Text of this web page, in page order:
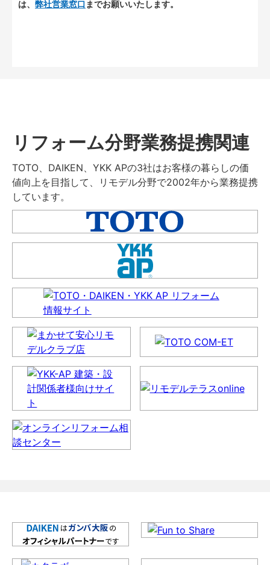
は、 弊社営業窓口 までお願いいたします。
リフォーム分野業務提携関連
TOTO、DAIKEN、YKK APの3社はお客様の暮らしの価
値向上を目指して、リモデル分野で2002年から業務提携
しています。